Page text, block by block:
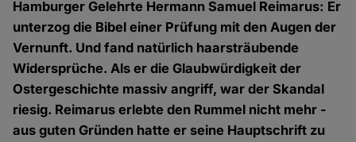
Hamburger Gelehrte Hermann Samuel Reimarus: Er
unterzog die Bibel einer Prüfung mit den Augen der
Vernunft. Und fand natürlich haarsträubende
Widersprüche. Als er die Glaubwürdigkeit der
Ostergeschichte massiv angriff, war der Skandal
riesig. Reimarus erlebte den Rummel nicht mehr -
aus guten Gründen hatte er seine Hauptschrift zu